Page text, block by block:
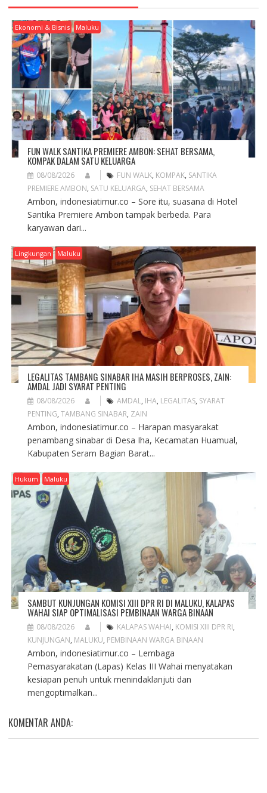
A
T
O
N
Ekonomi & Bisnis Maluku
FUN WALK SANTIKA PREMIERE AMBON: SEHAT BERSAMA,
KOMPAK DALAM SATU KELUARGA
08/08/2026 FUN WALK, KOMPAK, SANTIKA
PREMIERE AMBON, SATU KELUARGA, SEHAT BERSAMA
Ambon, indonesiatimur.co – Sore itu, suasana di Hotel
Santika Premiere Ambon tampak berbeda. Para
karyawan dari...
Lingkungan Maluku
LEGALITAS TAMBANG SINABAR IHA MASIH BERPROSES, ZAIN:
AMDAL JADI SYARAT PENTING
08/08/2026 AMDAL, IHA, LEGALITAS, SYARAT
PENTING, TAMBANG SINABAR, ZAIN
Ambon, indonesiatimur.co – Harapan masyarakat
penambang sinabar di Desa Iha, Kecamatan Huamual,
Kabupaten Seram Bagian Barat...
Hukum Maluku
SAMBUT KUNJUNGAN KOMISI XIII DPR RI DI MALUKU, KALAPAS
WAHAI SIAP OPTIMALISASI PEMBINAAN WARGA BINAAN
08/08/2026 KALAPAS WAHAI, KOMISI XIII DPR RI,
KUNJUNGAN, MALUKU, PEMBINAAN WARGA BINAAN
Ambon, indonesiatimur.co – Lembaga
Pemasyarakatan (Lapas) Kelas III Wahai menyatakan
kesiapan penuh untuk menindaklanjuti dan
mengoptimalkan...
KOMENTAR ANDA: